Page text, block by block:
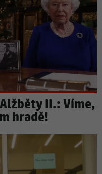
II.: Víme,
hradě!